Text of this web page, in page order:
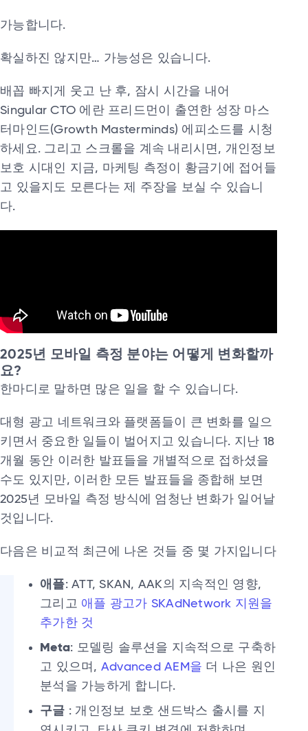
가능합니다.
확실하진 않지만… 가능성은 있습니다.
배꼽 빠지게 웃고 난 후, 잠시 시간을 내어
Singular CTO 에란 프리드먼이 출연한 성장 마스
터마인드(Growth Masterminds) 에피소드를 시청
하세요. 그리고 스크롤을 계속 내리시면, 개인정보
보호 시대인 지금, 마케팅 측정이 황금기에 접어들
고 있을지도 모른다는 제 주장을 보실 수 있습니
다.
2025년 모바일 측정 분야는 어떻게 변화할까
요?
한마디로 말하면 많은 일을 할 수 있습니다.
대형 광고 네트워크와 플랫폼들이 큰 변화를 일으
키면서 중요한 일들이 벌어지고 있습니다. 지난 18
개월 동안 이러한 발표들을 개별적으로 접하셨을
수도 있지만, 이러한 모든 발표들을 종합해 보면
2025년 모바일 측정 방식에 엄청난 변화가 일어날
것입니다.
다음은 비교적 최근에 나온 것들 중 몇 가지입니다
애플: ATT, SKAN, AAK의 지속적인 영향,
그리고 애플 광고가 SKAdNetwork 지원을
추가한 것
Meta: 모델링 솔루션을 지속적으로 구축하
고 있으며, Advanced AEM을 더 나은 원인
분석을 가능하게 합니다.
구글 : 개인정보 보호 샌드박스 출시를 지